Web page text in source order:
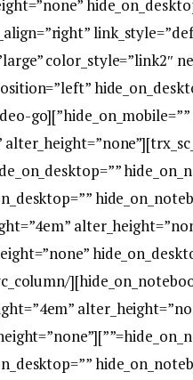
title_align=”right”
size=”large”
height=”8.3em” alter_height=”none”
alter_height=”none”
height=”4em”
alter_height=”none”